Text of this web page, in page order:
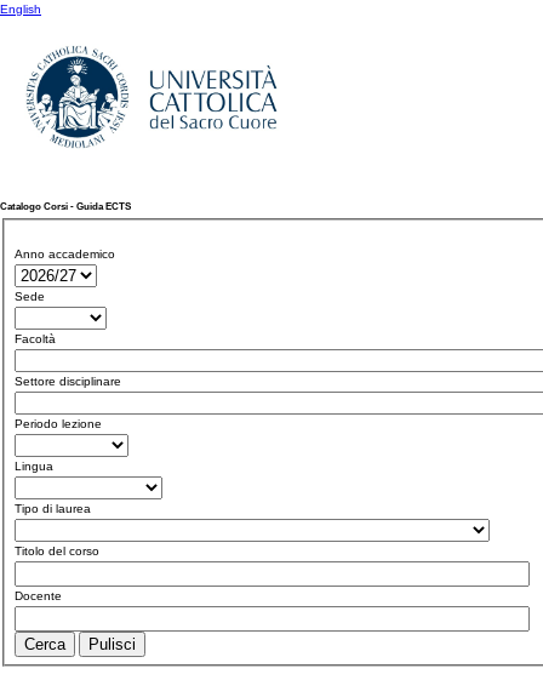
English
Catalogo Corsi - Guida ECTS
Anno accademico
Sede
Facoltà
Settore disciplinare
Periodo lezione
Lingua
Tipo di laurea
Titolo del corso
Docente